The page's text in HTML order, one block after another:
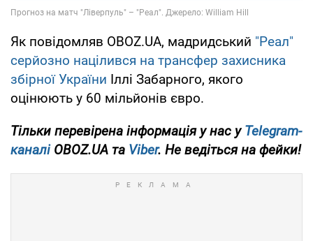
Як повідомляв OBOZ.UA, мадридський "Реал"
серйозно націлився на трансфер захисника
збірної України Іллі Забарного, якого
оцінюють у 60 мільйонів євро.
Тільки перевірена інформація у нас уTelegram-
каналіOBOZ.UA та Viber. Не ведіться на фейки!